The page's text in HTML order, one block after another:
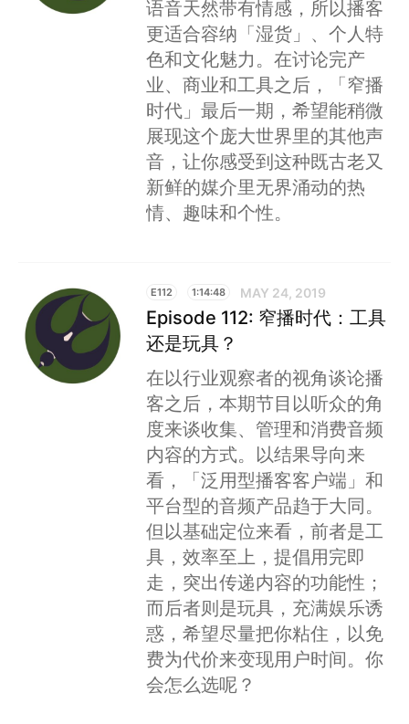
语音天然带有情感，所以播客
更适合容纳「湿货」、个人特
色和文化魅力。在讨论完产
业、商业和工具之后，「窄播
时代」最后一期，希望能稍微
展现这个庞大世界里的其他声
音，让你感受到这种既古老又
新鲜的媒介里无界涌动的热
情、趣味和个性。
E112 1:14:48 MAY 24, 2019
Episode 112: 窄播时代：工具
还是玩具？
在以行业观察者的视角谈论播
客之后，本期节目以听众的角
度来谈收集、管理和消费音频
内容的方式。以结果导向来
看，「泛用型播客客户端」和
平台型的音频产品趋于大同。
但以基础定位来看，前者是工
具，效率至上，提倡用完即
走，突出传递内容的功能性；
而后者则是玩具，充满娱乐诱
惑，希望尽量把你粘住，以免
费为代价来变现用户时间。你
会怎么选呢？